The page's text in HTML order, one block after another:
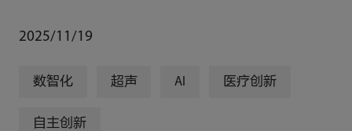
2025/11/19
数智化 超声 AI 医疗创新
自主创新